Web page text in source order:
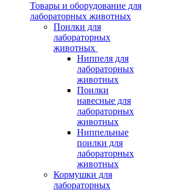
Товары и оборудование для
лабораторных животных
Поилки для
лабораторных
животных
Ниппеля для
лабораторных
животных
Поилки
навесные для
лабораторных
животных
Ниппельные
поилки для
лабораторных
животных
Кормушки для
лабораторных